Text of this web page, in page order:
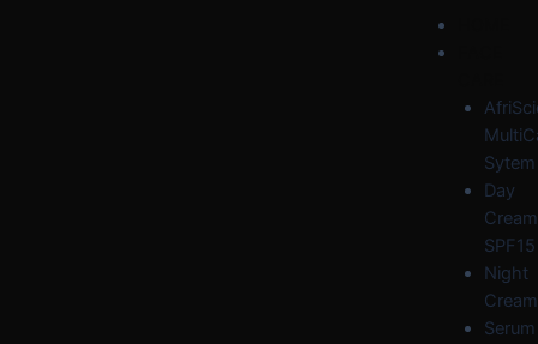
Sytem
Day
Cream
SPF15
Night
Cream
Serum
Menu